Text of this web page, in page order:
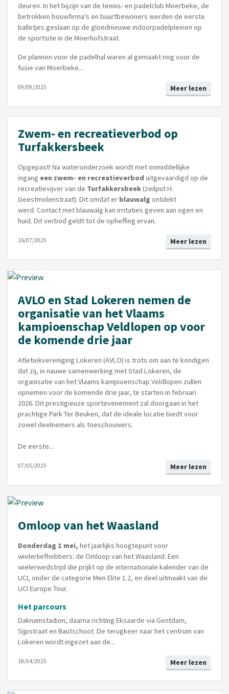
deuren. In het bijzijn van de tennis- en padelclub Moerbeke, de
betrokken bouwfirma's en buurtbewoners werden de eerste
balletjes geslaan op de gloednieuwe indoorpadelpleinen op
de sportsite in de Moerhofstraat.
De plannen voor de padelhal waren al gemaakt nog voor de
fusie van Moerbeke...
Meer lezen
09/09/2025
Zwem- en recreatieverbod op
Turfakkersbeek
Opgepast! Na wateronderzoek wordt met onmiddellijke
ingang een zwem- en recreatieverbod uitgevaardigd op de
recreatievijver van de Turfakkersbeek(zeilput H.
Geestmolenstraat). Dit omdat er blauwalg ontdekt
werd. Contact met blauwalg kan irritaties geven aan ogen en
huid. Dit verbod geldt tot de opheffing ervan.
Meer lezen
16/07/2025
AVLO en Stad Lokeren nemen de
organisatie van het Vlaams
kampioenschap Veldlopen op voor
de komende drie jaar
Atletiekvereniging Lokeren (AVLO) is trots om aan te kondigen
dat zij, in nauwe samenwerking met Stad Lokeren, de
organisatie van het Vlaams kampioenschap Veldlopen zullen
opnemen voor de komende drie jaar, te starten in februari
2026. Dit prestigieuze sportevenement zal doorgaan in het
prachtige Park Ter Beuken, dat de ideale locatie biedt voor
zowel deelnemers als toeschouwers.
De eerste...
Meer lezen
07/05/2025
Omloop van het Waasland
Donderdag 1 mei, het jaarlijks hoogtepunt voor
wielerliefhebbers: de Omloop van het Waasland. Een
wielerwedstrijd die prijkt op de internationale kalender van de
UCI, onder de categorie Men Elite 1.2, en deel uitmaakt van de
UCI Europe Tour.
Het parcours
Daknamstadion, daarna richting Eksaarde via Gentdam,
Sijpstraat en Bautschoot. De terugkeer naar het centrum van
Lokeren wordt ingezet aan de...
Meer lezen
18/04/2025